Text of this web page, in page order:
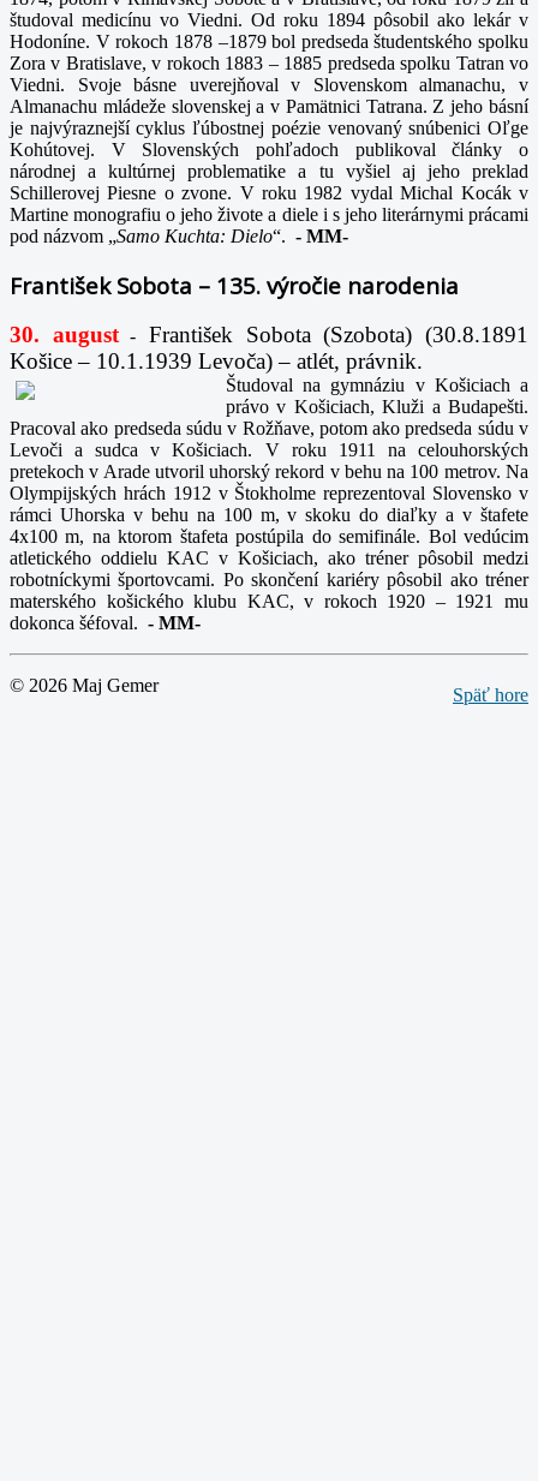
študoval medicínu vo Viedni. Od roku 1894 pôsobil ako lekár v
Hodoníne. V rokoch 1878 –1879 bol predseda študentského spolku
Zora v Bratislave, v rokoch 1883 – 1885 predseda spolku Tatran vo
Viedni. Svoje básne uverejňoval v Slovenskom almanachu, v
Almanachu mládeže slovenskej a v Pamätnici Tatrana. Z jeho básní
je najvýraznejší cyklus ľúbostnej poézie venovaný snúbenici Oľge
Kohútovej. V Slovenských pohľadoch publikoval články o
národnej a kultúrnej problematike a tu vyšiel aj jeho preklad
Schillerovej Piesne o zvone. V roku 1982 vydal Michal Kocák v
Martine monografiu o jeho živote a diele i s jeho literárnymi prácami
pod názvom „Samo Kuchta: Dielo“. - MM-
František Sobota – 135. výročie narodenia
30. august-
František Sobota (Szobota) (30.8.1891
Košice – 10.1.1939 Levoča) – atlét, právnik.
Študoval na gymnáziu v Košiciach a
právo v Košiciach, Kluži a Budapešti.
Pracoval ako predseda súdu v Rožňave, potom ako predseda súdu v
Levoči a sudca v Košiciach. V roku 1911 na celouhorských
pretekoch v Arade utvoril uhorský rekord v behu na 100 metrov. Na
Olympijských hrách 1912 v Štokholme reprezentoval Slovensko v
rámci Uhorska v behu na 100 m, v skoku do diaľky a v štafete
4x100 m, na ktorom štafeta postúpila do semifinále. Bol vedúcim
atletického oddielu KAC v Košiciach, ako tréner pôsobil medzi
robotníckymi športovcami. Po skončení kariéry pôsobil ako tréner
materského košického klubu KAC, v rokoch 1920 – 1921 mu
dokonca šéfoval. - MM-
Späť hore
© 2026 Maj Gemer